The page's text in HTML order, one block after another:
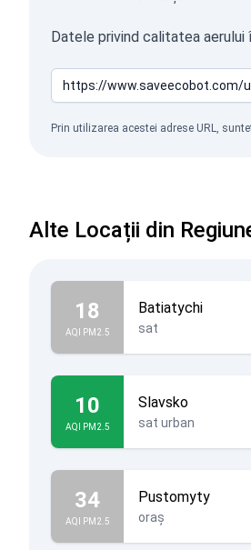
Datele privind calitatea aerului
Prin utilizarea acestei adrese URL,
Alte Locații din
18
AQI PM2.5
Batiatychi
sat
10
AQI PM2.5
Slavsko
sat urban
34
AQI PM2.5
Pustomyty
oraș